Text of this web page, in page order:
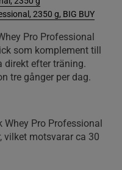
2350 g, BIG BUY
Pro Professional
som komplement till
direkt efter träning.
tre gånger per dag.
Whey Pro Professional
vilket motsvarar ca 30